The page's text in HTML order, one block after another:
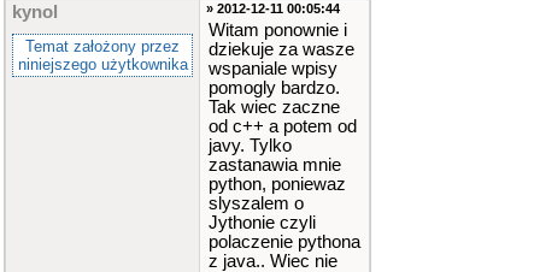
kynol
Temat założony przez
niniejszego użytkownika
» 2012-12-11 00:05:44
Witam ponownie i
dziekuje za wasze
wspaniale wpisy
pomogly bardzo.
Tak wiec zaczne
od c++ a potem od
javy. Tylko
zastanawia mnie
python, poniewaz
slyszalem o
Jythonie czyli
polaczenie pythona
z java.. Wiec nie